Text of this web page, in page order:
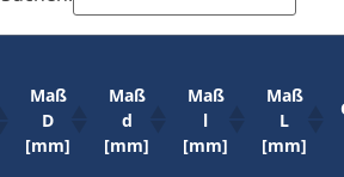
Maß
D
[mm]
Maß
d
[mm]
Maß
l
[mm]
Maß
L
[mm]